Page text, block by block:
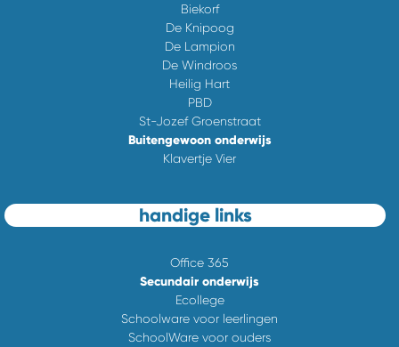
Biekorf
De Knipoog
De Lampion
De Windroos
Heilig Hart
PBD
St-Jozef Groenstraat
Buitengewoon onderwijs
Klavertje Vier
handige links
Office 365
Secundair onderwijs
Ecollege
Schoolware voor leerlingen
SchoolWare voor ouders